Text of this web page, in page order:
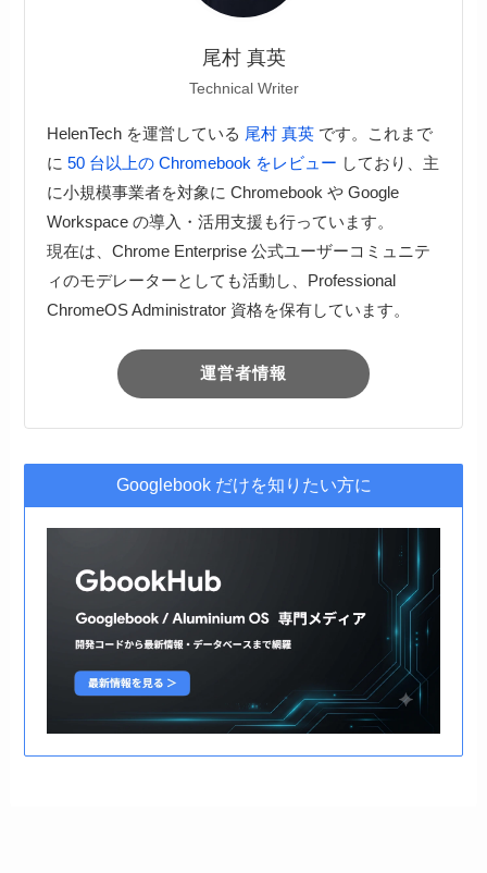
尾村 真英
Technical Writer
HelenTech を運営している 尾村 真英です。これまで
に 50 台以上の Chromebook をレビュー しており、主
に小規模事業者を対象に Chromebook や Google
Workspace の導入・活用支援も行っています。
現在は、Chrome Enterprise 公式ユーザーコミュニテ
ィのモデレーターとしても活動し、Professional
ChromeOS Administrator 資格を保有しています。
運営者情報
Googlebook だけを知りたい方に